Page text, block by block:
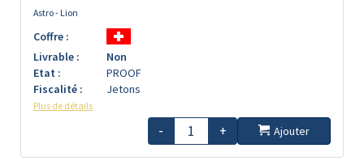
Astro - Lion
Coffre :
Livrable :
Non
Etat :
PROOF
Fiscalité :
Jetons
Plus de détails
- + Ajouter